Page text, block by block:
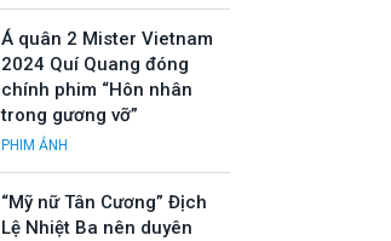
Á quân 2 Mister Vietnam
2024 Quí Quang đóng
chính phim “Hôn nhân
trong gương vỡ”
PHIM ẢNH
“Mỹ nữ Tân Cương” Địch
Lệ Nhiệt Ba nên duyên